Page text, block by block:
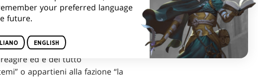
ed è del tutto
o appartieni alla fazione “la
your preferred language
future.
ENGLISH